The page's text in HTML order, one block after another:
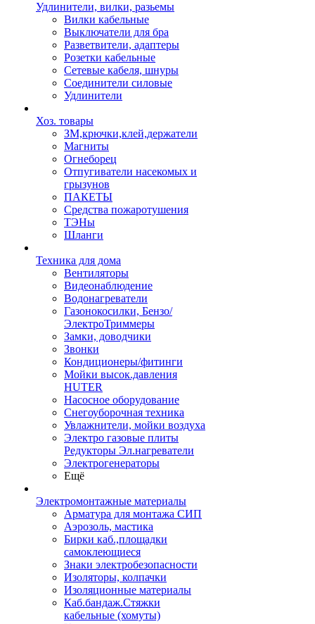
Удлинители, вилки, разьемы
Вилки кабельные
Выключатели для бра
Разветвители, адаптеры
Розетки кабельные
Сетевые кабеля, шнуры
Соединители силовые
Удлинители
Хоз. товары
ЗМ,крючки,клей,держатели
Магниты
Огнеборец
Отпугиватели насекомых и
грызунов
ПАКЕТЫ
Средства пожаротушения
ТЭНы
Шланги
Техника для дома
Вентиляторы
Видеонаблюдение
Водонагреватели
Газонокосилки, Бензо/
ЭлектроТриммеры
Замки, доводчики
Звонки
Кондиционеры/фитинги
Мойки высок.давления
HUTER
Насосное оборудование
Снегоуборочная техника
Увлажнители, мойки воздуха
Электро газовые плиты
Редукторы Эл.нагреватели
Электрогенераторы
Ещё
Электромонтажные материалы
Арматура для монтажа СИП
Аэрозоль, мастика
Бирки каб.,площадки
самоклеющиеся
Знаки электробезопасности
Изоляторы, колпачки
Изоляционные материалы
Каб.бандаж.Стяжки
кабельные (хомуты)